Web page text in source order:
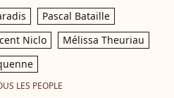
Pascal Bataille
Niclo
Mélissa Theuriau
LES PEOPLE